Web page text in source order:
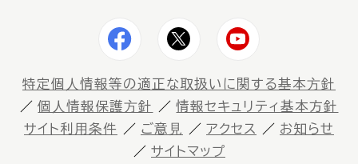
特定個⼈情報等の適正な取扱いに関する基本⽅針
個⼈情報保護⽅針
情報セキュリティ基本方針
サイト利⽤条件
ご意⾒ アクセス
お知らせ
サイトマップ